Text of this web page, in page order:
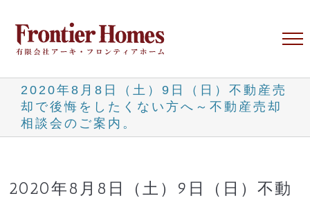
content
2020年8月8日（土）9日（日）不動産売
却で後悔をしたくない方へ～不動産売却
相談会のご案内。
2020年8月8日（土）9日（日）不動